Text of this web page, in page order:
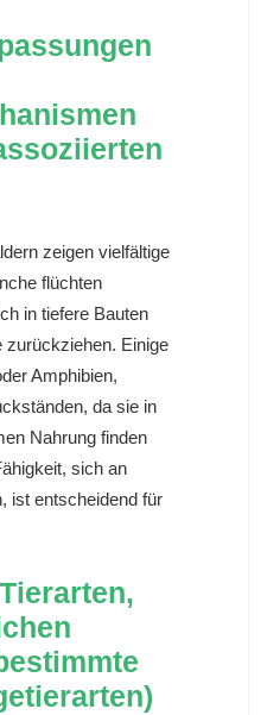
zeigen vielfältige
flüchten
in tiefere Bauten
zurückziehen. Einige
Amphibien,
da sie in
Nahrung finden
sich an
ist entscheidend für